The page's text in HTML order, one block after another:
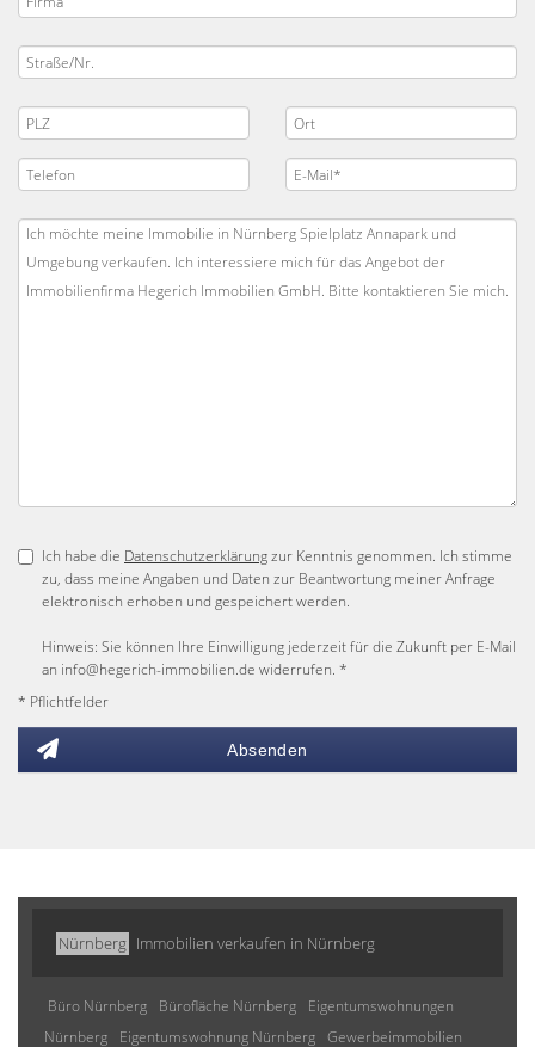
Ich habe die Datenschutzerklärungzur Kenntnis genommen. Ich stimme
zu, dass meine Angaben und Daten zur Beantwortung meiner Anfrage
elektronisch erhoben und gespeichert werden.
Hinweis: Sie können Ihre Einwilligung jederzeit für die Zukunft per E-Mail
an info@hegerich-immobilien.de widerrufen. *
* Pflichtfelder
Absenden
Nürnberg Immobilien verkaufen in Nürnberg
Büro Nürnberg Bürofläche Nürnberg
Eigentumswohnungen
Nürnberg
Eigentumswohnung Nürnberg Gewerbeimmobilien